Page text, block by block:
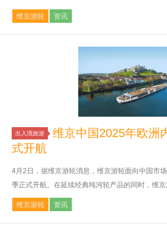
维京游轮 资讯
出入境旅游
维京中国2025年欧洲
式开航
4月2日，据维京游轮消息，维京游轮面向中国市
季正式开航。在延续经典纯河轮产品的同时，维京
维京游轮 资讯